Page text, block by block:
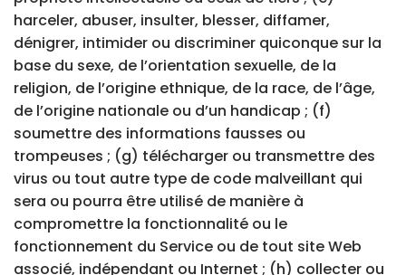
harceler, abuser, insulter, blesser, diffamer,
dénigrer, intimider ou discriminer quiconque sur la
base du sexe, de l’orientation sexuelle, de la
religion, de l’origine ethnique, de la race, de l’âge,
de l’origine nationale ou d’un handicap ; (f)
soumettre des informations fausses ou
trompeuses ; (g) télécharger ou transmettre des
virus ou tout autre type de code malveillant qui
sera ou pourra être utilisé de manière à
compromettre la fonctionnalité ou le
fonctionnement du Service ou de tout site Web
associé, indépendant ou Internet ; (h) collecter ou